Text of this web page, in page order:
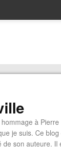
à
je suis. Ce
son auteure. Il